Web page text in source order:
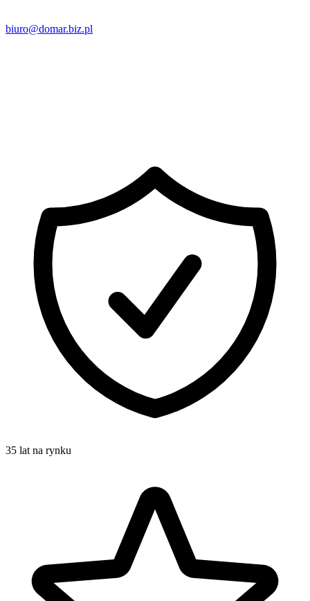
biuro@domar.biz.pl
35 lat na rynku